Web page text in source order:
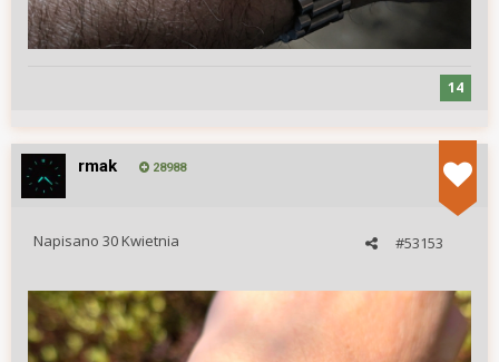
14
rmak 28988
#53153
Napisano 30 Kwietnia